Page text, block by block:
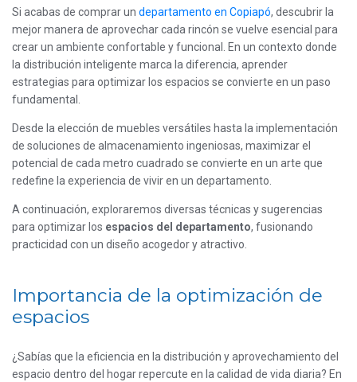
Si acabas de comprar un departamento en Copiapó, descubrir la
mejor manera de aprovechar cada rincón se vuelve esencial para
crear un ambiente confortable y funcional. En un contexto donde
la distribución inteligente marca la diferencia, aprender
estrategias para optimizar los espacios se convierte en un paso
fundamental.
Desde la elección de muebles versátiles hasta la implementación
de soluciones de almacenamiento ingeniosas, maximizar el
potencial de cada metro cuadrado se convierte en un arte que
redefine la experiencia de vivir en un departamento.
A continuación, exploraremos diversas técnicas y sugerencias
para optimizar los espacios del departamento, fusionando
practicidad con un diseño acogedor y atractivo.
Importancia de la optimización de
espacios
¿Sabías que la eficiencia en la distribución y aprovechamiento del
espacio dentro del hogar repercute en la calidad de vida diaria? En